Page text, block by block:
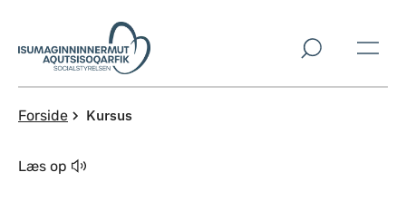
Spring til indholdssektion
Forside Kursus
Læs op